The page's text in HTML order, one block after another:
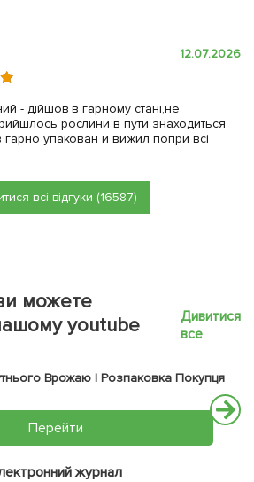
12.07.2026
- дійшов в гарному стані,не
рослини в пути знаходиться
упакован и вижил попри всі
всі відгуки (16587)
можете
youtube
Дивитися
все
Врожаю | Розпаковка Покупця
Перейти
журнал